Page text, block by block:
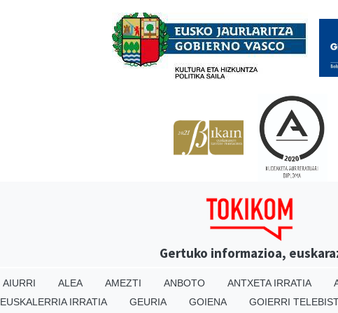
Gertuko informazioa,
AIURRI ALEA AMEZTI ANBOTO ANTXETA IRRATIA
EUSKALERRIA IRRATIA GEURIA GOIENA GOIERRI